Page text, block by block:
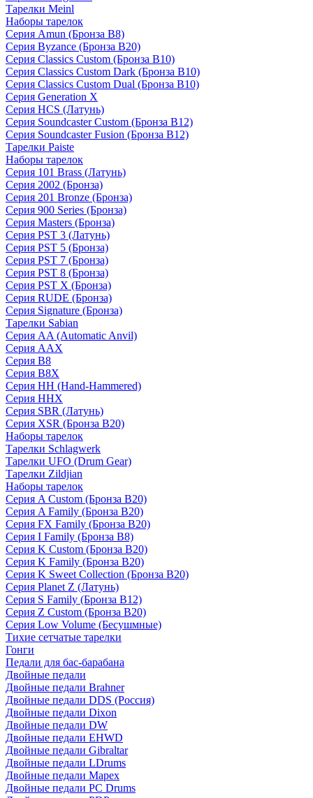
Тарелки Meinl
Наборы тарелок
Серия Amun (Бронза B8)
Серия Byzance (Бронза B20)
Серия Classics Custom (Бронза B10)
Серия Classics Custom Dark (Бронза B10)
Серия Classics Custom Dual (Бронза B10)
Серия Generation X
Серия HCS (Латунь)
Серия Soundcaster Custom (Бронза B12)
Серия Soundcaster Fusion (Бронза B12)
Тарелки Paiste
Наборы тарелок
Серия 101 Brass (Латунь)
Серия 2002 (Бронза)
Серия 201 Bronze (Бронза)
Серия 900 Series (Бронза)
Серия Masters (Бронза)
Серия PST 3 (Латунь)
Серия PST 5 (Бронза)
Серия PST 7 (Бронза)
Серия PST 8 (Бронза)
Серия PST X (Бронза)
Серия RUDE (Бронза)
Серия Signature (Бронза)
Тарелки Sabian
Серия AA (Automatic Anvil)
Серия AAX
Серия B8
Серия B8X
Серия HH (Hand-Hammered)
Серия HHX
Серия SBR (Латунь)
Серия XSR (Бронза B20)
Наборы тарелок
Тарелки Schlagwerk
Тарелки UFO (Drum Gear)
Тарелки Zildjian
Наборы тарелок
Серия A Custom (Бронза B20)
Серия A Family (Бронза B20)
Серия FX Family (Бронза B20)
Серия I Family (Бронза B8)
Серия K Custom (Бронза B20)
Серия K Family (Бронза B20)
Серия K Sweet Collection (Бронза B20)
Серия Planet Z (Латунь)
Серия S Family (Бронза B12)
Серия Z Custom (Бронза B20)
Серия Low Volume (Бесушмные)
Тихие сетчатые тарелки
Гонги
Педали для бас-барабана
Двойные педали
Двойные педали Brahner
Двойные педали DDS (Россия)
Двойные педали Dixon
Двойные педали DW
Двойные педали EHWD
Двойные педали Gibraltar
Двойные педали LDrums
Двойные педали Mapex
Двойные педали PC Drums